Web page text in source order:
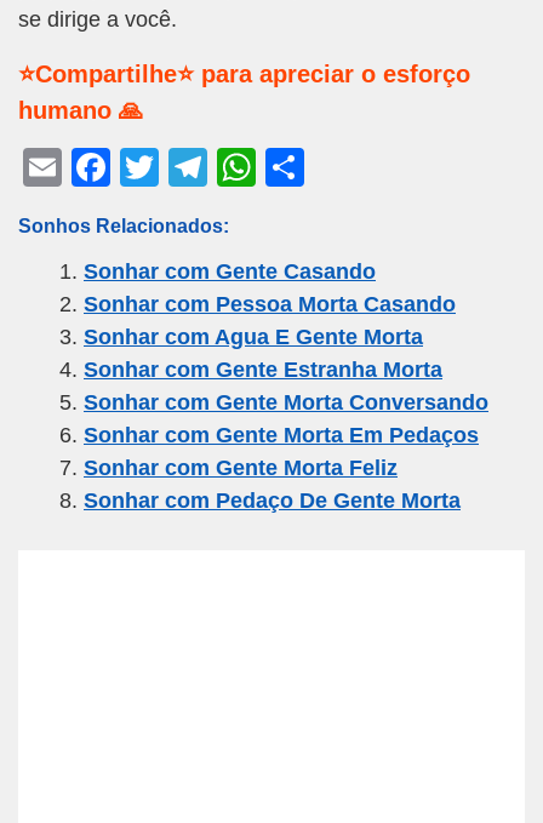
se dirige a você.
⭐Compartilhe⭐ para apreciar o esforço
humano 🙏
E
ail
F
c
e
b
o
o
k
T
tt
er
T
e
gr
a
m
W
s
A
p
p
e
Sonhos Relacionados:
Sonhar com Gente Casando
Sonhar com Pessoa Morta Casando
Sonhar com Agua E Gente Morta
Sonhar com Gente Estranha Morta
Sonhar com Gente Morta Conversando
Sonhar com Gente Morta Em Pedaços
Sonhar com Gente Morta Feliz
Sonhar com Pedaço De Gente Morta